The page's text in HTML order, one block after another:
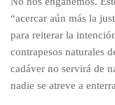
“acercar aún más la
para reiterar la
contrapesos naturales
cadáver no servirá de
nadie se atreve a